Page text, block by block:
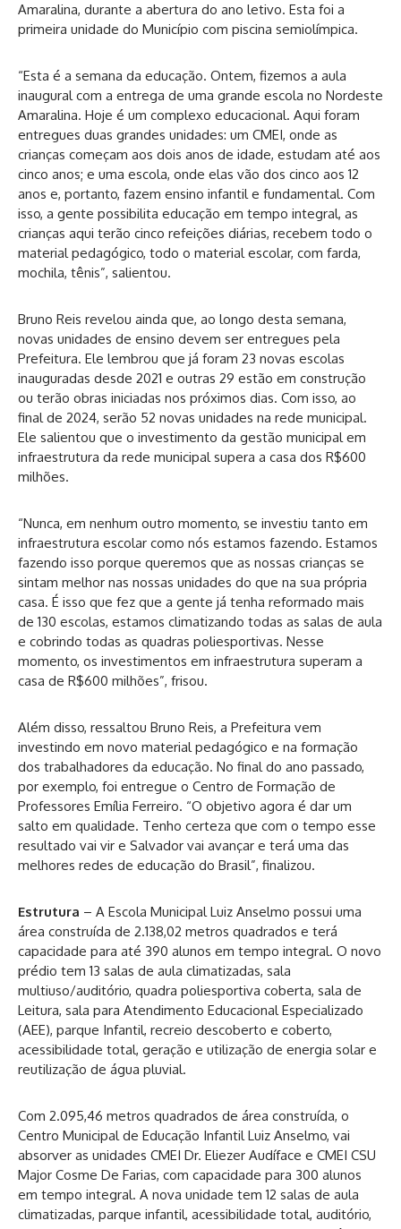
Amaralina, durante a abertura do ano letivo. Esta foi a
primeira unidade do Município com piscina semiolímpica.
“Esta é a semana da educação. Ontem, fizemos a aula
inaugural com a entrega de uma grande escola no Nordeste
Amaralina. Hoje é um complexo educacional. Aqui foram
entregues duas grandes unidades: um CMEI, onde as
crianças começam aos dois anos de idade, estudam até aos
cinco anos; e uma escola, onde elas vão dos cinco aos 12
anos e, portanto, fazem ensino infantil e fundamental. Com
isso, a gente possibilita educação em tempo integral, as
crianças aqui terão cinco refeições diárias, recebem todo o
material pedagógico, todo o material escolar, com farda,
mochila, tênis”, salientou.
Bruno Reis revelou ainda que, ao longo desta semana,
novas unidades de ensino devem ser entregues pela
Prefeitura. Ele lembrou que já foram 23 novas escolas
inauguradas desde 2021 e outras 29 estão em construção
ou terão obras iniciadas nos próximos dias. Com isso, ao
final de 2024, serão 52 novas unidades na rede municipal.
Ele salientou que o investimento da gestão municipal em
infraestrutura da rede municipal supera a casa dos R$600
milhões.
“Nunca, em nenhum outro momento, se investiu tanto em
infraestrutura escolar como nós estamos fazendo. Estamos
fazendo isso porque queremos que as nossas crianças se
sintam melhor nas nossas unidades do que na sua própria
casa. É isso que fez que a gente já tenha reformado mais
de 130 escolas, estamos climatizando todas as salas de aula
e cobrindo todas as quadras poliesportivas. Nesse
momento, os investimentos em infraestrutura superam a
casa de R$600 milhões”, frisou.
Além disso, ressaltou Bruno Reis, a Prefeitura vem
investindo em novo material pedagógico e na formação
dos trabalhadores da educação. No final do ano passado,
por exemplo, foi entregue o Centro de Formação de
Professores Emília Ferreiro. “O objetivo agora é dar um
salto em qualidade. Tenho certeza que com o tempo esse
resultado vai vir e Salvador vai avançar e terá uma das
melhores redes de educação do Brasil”, finalizou.
Estrutura – A Escola Municipal Luiz Anselmo possui uma
área construída de 2.138,02 metros quadrados e terá
capacidade para até 390 alunos em tempo integral. O novo
prédio tem 13 salas de aula climatizadas, sala
multiuso/auditório, quadra poliesportiva coberta, sala de
Leitura, sala para Atendimento Educacional Especializado
(AEE), parque Infantil, recreio descoberto e coberto,
acessibilidade total, geração e utilização de energia solar e
reutilização de água pluvial.
Com 2.095,46 metros quadrados de área construída, o
Centro Municipal de Educação Infantil Luiz Anselmo, vai
absorver as unidades CMEI Dr. Eliezer Audíface e CMEI CSU
Major Cosme De Farias, com capacidade para 300 alunos
em tempo integral. A nova unidade tem 12 salas de aula
climatizadas, parque infantil, acessibilidade total, auditório,